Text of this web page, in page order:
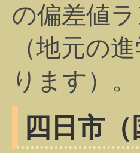
の偏差値
（地元の
ります）。
四日市（